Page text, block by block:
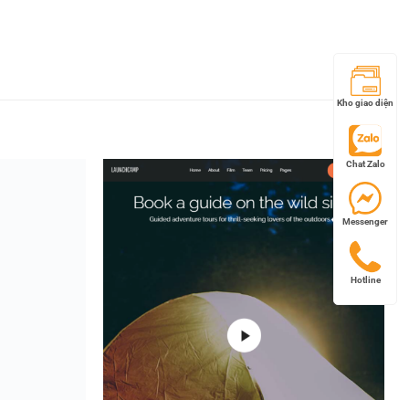
Kho giao diện
Chat Zalo
Messenger
Hotline